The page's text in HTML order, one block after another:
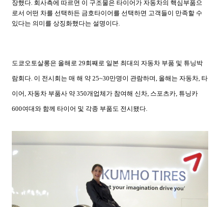
장했다 회사측에 따르면 이 구조물은 타이어가 자동차의 핵심부품으
로서 어떤 차를 선택하든 금호타이어를 선택하면 고객들이 만족할 수
있다는 의미를 상징화했다는 설명이다
도쿄오토살롱은 올해로 29회째로 일본 최대의 자동차 부품 및 튜닝박
람회다 이 전시회는 매 해 약 25~30만명이 관람하며 올해는 자동차 타
이어 자동차 부품사 약 350개업체가 참여해 신차 스포츠카 튜닝카
600여대와 함께 타이어 및 각종 부품도 전시됐다